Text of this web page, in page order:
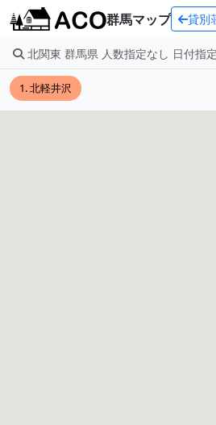
群馬マップ 貸別
北関東 群馬県 人数指定なし 日付指
1. 北軽井沢